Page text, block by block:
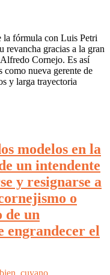
la fórmula con Luis Petri
revancha gracias a la gran
Cornejo. Es así
como nueva gerente de
y larga trayectoria
modelos en la
un intendente
y resignarse a
o
de un
engrandecer el